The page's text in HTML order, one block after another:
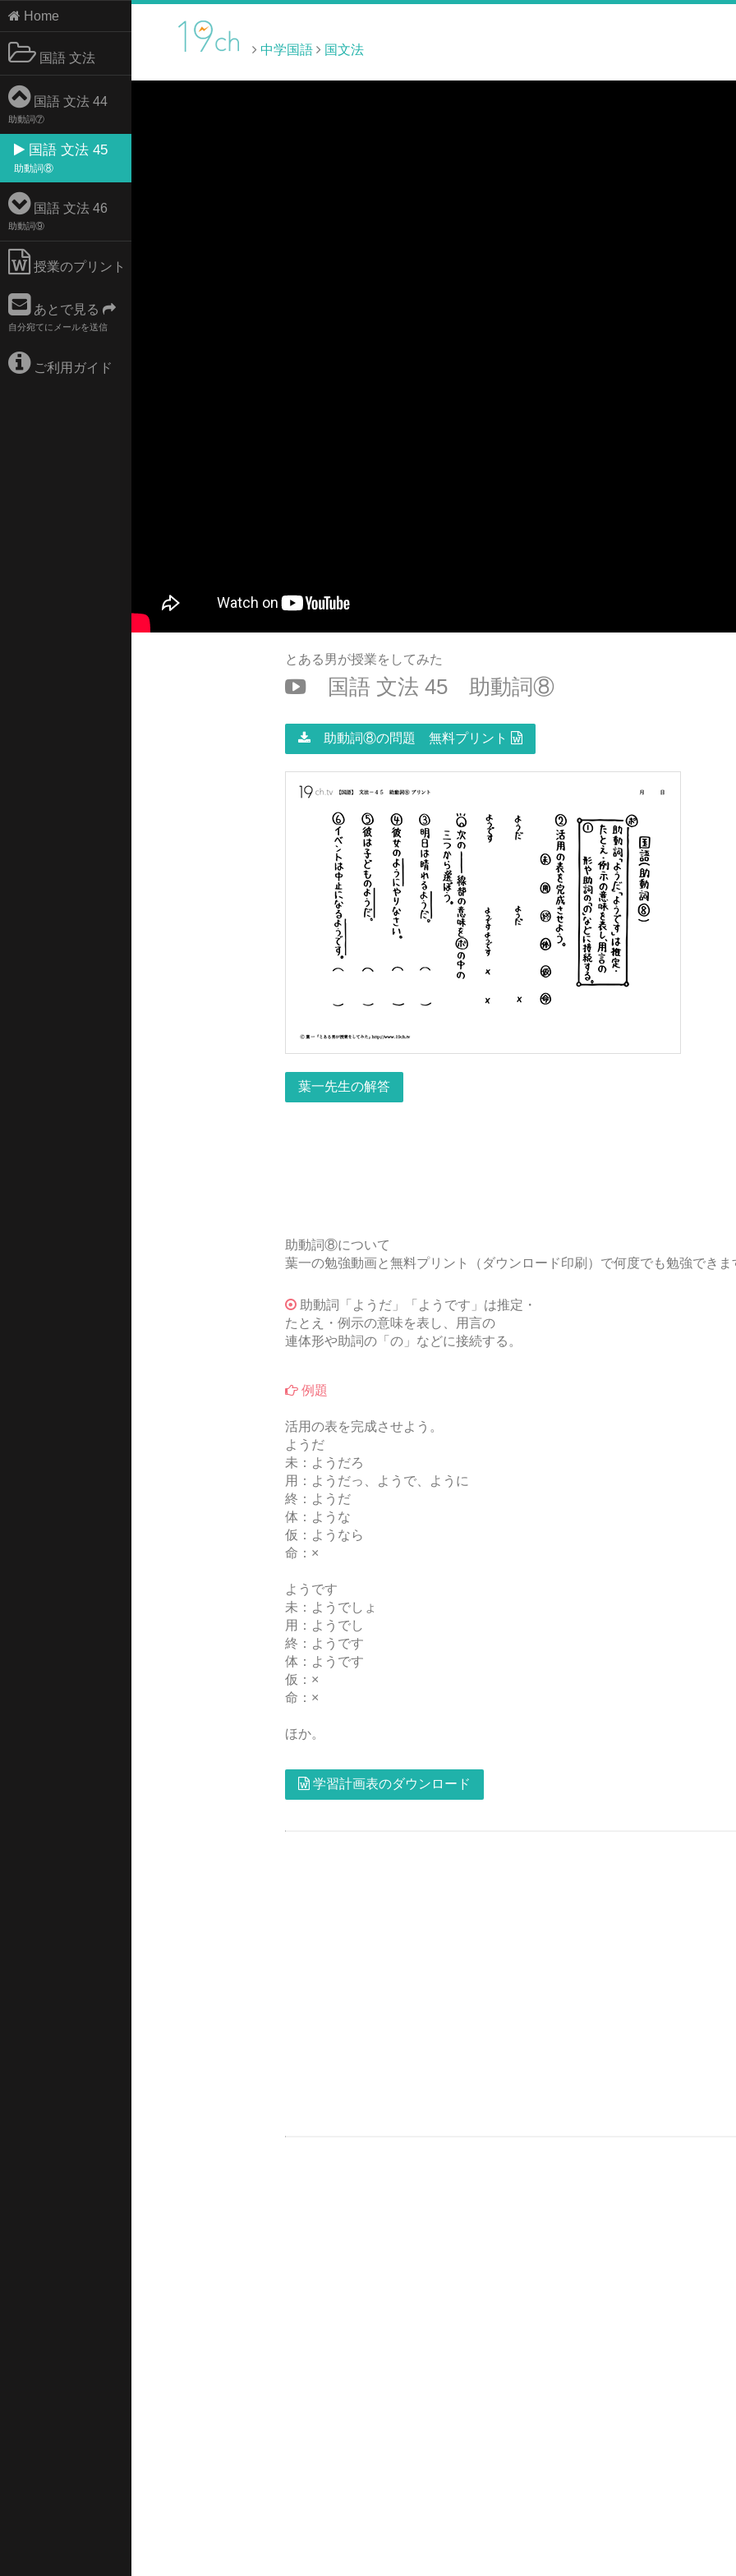
Home
国語 文法
国語 文法 44
助動詞⑦
国語 文法 45
助動詞⑧
国語 文法 46
助動詞⑨
授業のプリント
あとで見る
自分宛てにメールを送信
ご利用ガイド
中学国語 国文法
とある男が授業をしてみた
国語 文法 45 助動詞⑧
助動詞⑧の問題 無料プリント
葉一先生の解答
助動詞⑧について
葉一の勉強動画と無料プリント（ダウンロード印刷）で何度でも勉強できま
助動詞「ようだ」「ようです」は推定・
たとえ・例示の意味を表し、用言の
連体形や助詞の「の」などに接続する。
例題
活用の表を完成させよう。
ようだ
未：ようだろ
用：ようだっ、ようで、ように
終：ようだ
体：ような
仮：ようなら
命：×
ようです
未：ようでしょ
用：ようでし
終：ようです
体：ようです
仮：×
命：×
ほか。
学習計画表のダウンロード